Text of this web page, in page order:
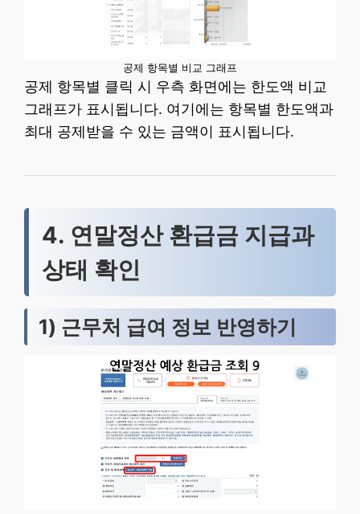
공제 항목별 비교 그래프
공제 항목별 클릭 시 우측 화면에는 한도액 비교
그래프가 표시됩니다. 여기에는 항목별 한도액과
최대 공제받을 수 있는 금액이 표시됩니다.
4. 연말정산 환급금 지급과
상태 확인
1) 근무처 급여 정보 반영하기